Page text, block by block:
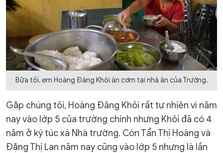
Bữa tối, em Hoàng Đăng Khôi ăn cơm tại nhà ăn của Trường.
Gặp chúng tôi, Hoàng Đăng Khôi rất tự nhiên vì năm
nay vào lớp 5 của trường chính nhưng Khôi đã có 4
năm ở ký túc xá Nhà trường. Còn Tẩn Thị Hoàng và
Đặng Thị Lan năm nay cũng vào lớp 5 nhưng là lần